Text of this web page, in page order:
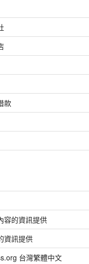
款
容的資訊提供
資訊提供
台灣繁體中文